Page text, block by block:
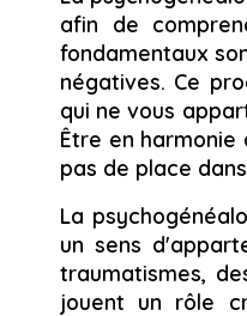
afin de
fondamentaux
négatives. Ce
qui ne vous
Être en
pas de place
La
un sens
traumatismes,
jouent un rôle